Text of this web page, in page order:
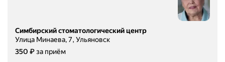
Симбирский стоматологический центр
Улица Минаева, 7, Ульяновск
Цена
350 ₽за приём